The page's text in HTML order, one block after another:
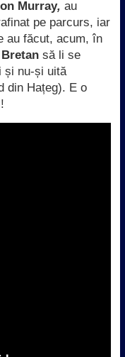
Murray, au
pe parcurs, iar
au făcut, acum, în
să li se
și nu-și uită
din Hațeg). E o